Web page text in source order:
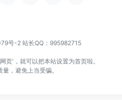
号-2站长QQ：995982715
'，就可以把本站设置为首页啦。
，避免上当受骗。